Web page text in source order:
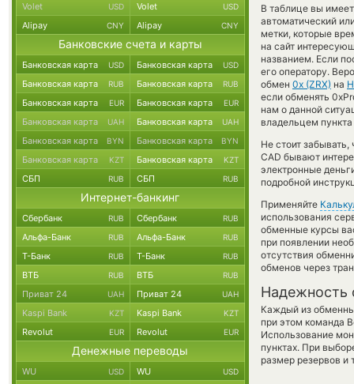
В таблице вы
автоматический
метки, которые
на сайт
названием. Если
его оператору.
обмен 0x (ZRX) на
если обменять
нам о данной
владельцем
Не стоит
CAD бывают
электронные
подробной
Применяйте
использования
обменные курсы
при появлении
отсутствия
обменов через
Надежность
Каждый из
при этом команда
Использование
пунктах. При
размер резервов и
Volet USD Volet USD
Alipay CNY Alipay CNY
Банковские счета и карты
Банковская карта USD Банковская карта USD
Банковская карта RUB Банковская карта RUB
Банковская карта EUR Банковская карта EUR
Банковская карта UAH Банковская карта UAH
Банковская карта BYN Банковская карта BYN
Банковская карта KZT Банковская карта KZT
СБП RUB СБП RUB
Интернет-банкинг
Сбербанк RUB Сбербанк RUB
Альфа-Банк RUB Альфа-Банк RUB
Т-Банк RUB Т-Банк RUB
ВТБ RUB ВТБ RUB
Приват 24 UAH Приват 24 UAH
Kaspi Bank KZT Kaspi Bank KZT
Revolut EUR Revolut EUR
Денежные переводы
WU USD WU USD